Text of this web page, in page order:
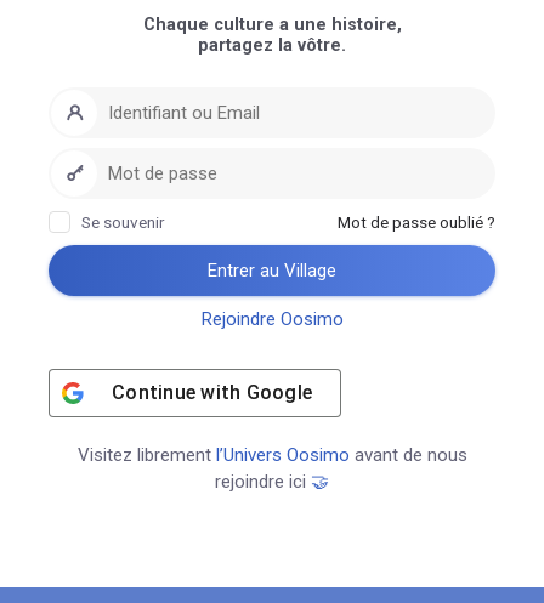
Chaque culture a une histoire,
partagez la vôtre.
Se souvenir Mot de passe oublié ?
Entrer au Village
Rejoindre Oosimo
Continue with Google
Visitez librement l’Univers Oosimo avant de nous
rejoindre ici 🤝